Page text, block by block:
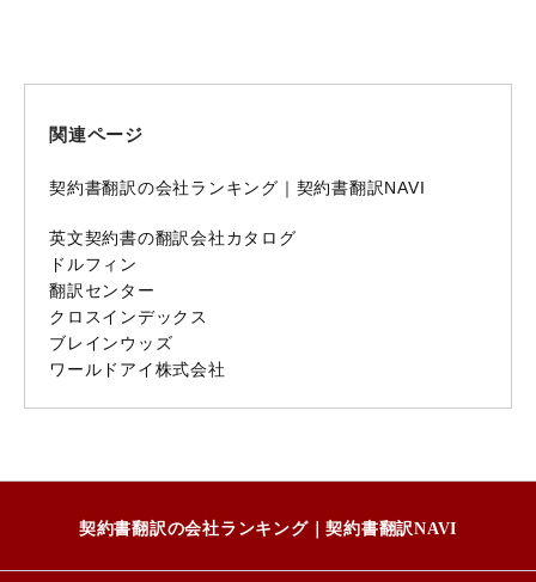
関連ページ
契約書翻訳の会社ランキング｜契約書翻訳NAVI
英文契約書の翻訳会社カタログ
ドルフィン
翻訳センター
クロスインデックス
ブレインウッズ
ワールドアイ株式会社
契約書翻訳の会社ランキング｜契約書翻訳NAVI